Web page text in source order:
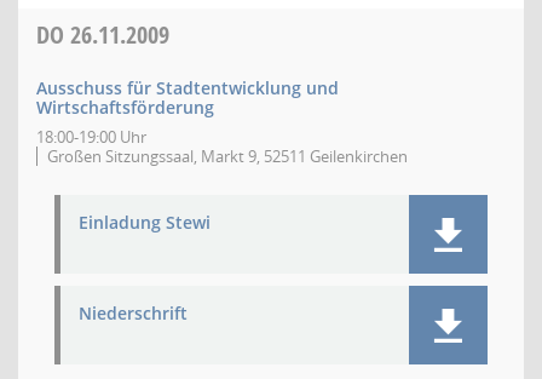
DO 26.11.2009
Ausschuss für Stadtentwicklung und
Wirtschaftsförderung
18:00-19:00 Uhr
Großen Sitzungssaal, Markt 9, 52511 Geilenkirchen
Einladung Stewi
Niederschrift